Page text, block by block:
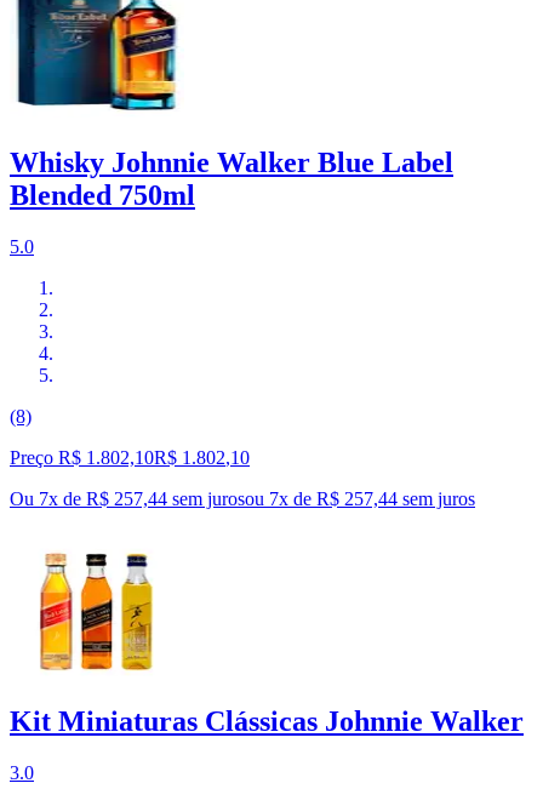
Whisky Johnnie Walker Blue Label
Blended 750ml
5.0
(8)
Preço R$ 1.802,10R$ 1.802,10
Ou 7x de R$ 257,44 sem jurosou 7x de R$ 257,44 sem juros
Kit Miniaturas Clássicas Johnnie Walker
3.0